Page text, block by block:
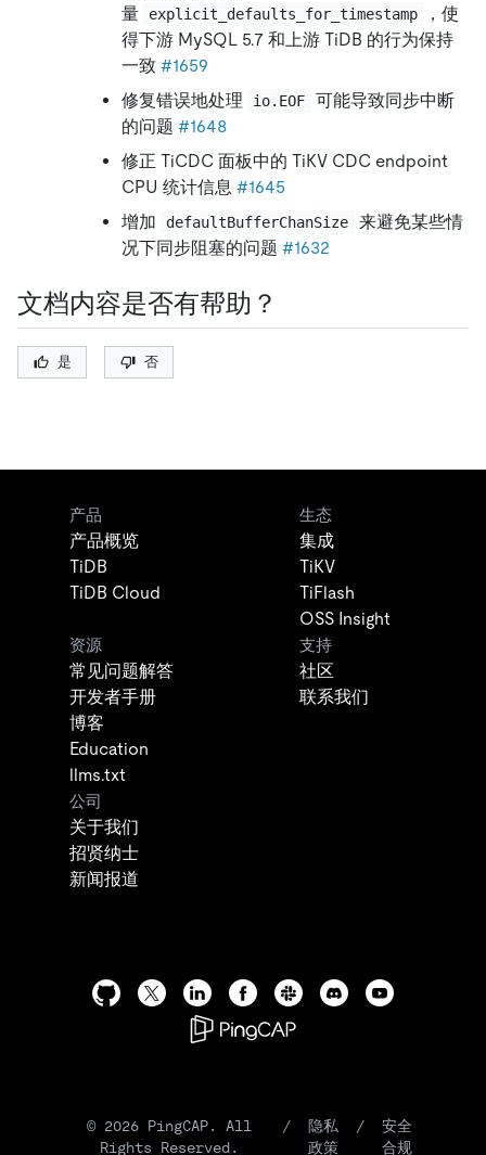
量
explicit_defaults_for_timestamp
，使
得下游 MySQL 5.7 和上游 TiDB 的行为保持
一致 #1659
修复错误地处理
io.EOF
可能导致同步中断
的问题 #1648
修正 TiCDC 面板中的 TiKV CDC endpoint
CPU 统计信息 #1645
增加
defaultBufferChanSize
来避免某些情
况下同步阻塞的问题 #1632
文档内容是否有帮助？
是 否
产品
产品概览
TiDB
TiDB Cloud
生态
集成
TiKV
TiFlash
OSS Insight
资源
常见问题解答
开发者手册
博客
Education
llms.txt
支持
社区
联系我们
公司
关于我们
招贤纳士
新闻报道
© 2026 PingCAP. All
Rights Reserved.
/
隐私
政策
/
安全
合规